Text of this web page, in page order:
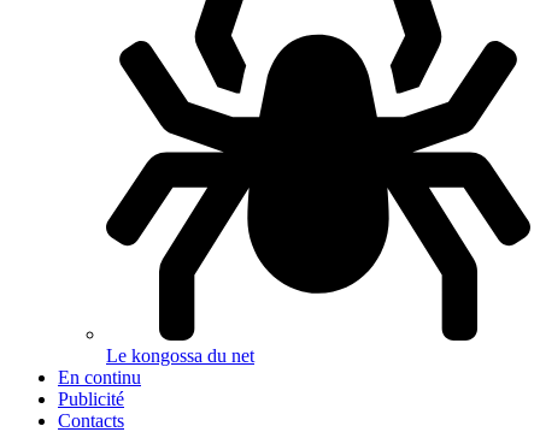
Le kongossa du net
En continu
Publicité
Contacts